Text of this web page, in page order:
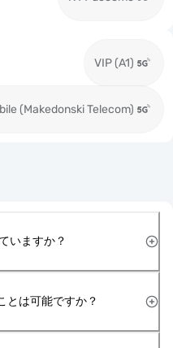
VIP (A1)
(Makedonski Telecom)
いますか？
とは可能ですか？